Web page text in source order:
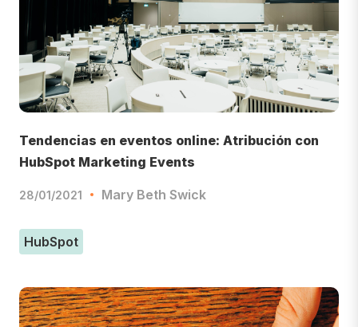
Tendencias en eventos online: Atribución con
HubSpot Marketing Events
28/01/2021 Mary Beth Swick
HubSpot